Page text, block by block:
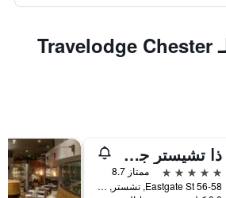
فنادق مشابهة لـ Travelodge Chester
ذا تشيستر جروفنر
5 نجوم
ممتاز 8.7
56-58 Eastgate St, تشستر, المملكة المتحدة